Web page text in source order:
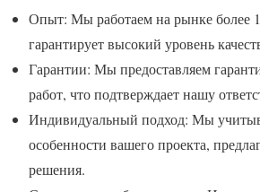
Опыт: Мы работаем на рынке более
гарантирует высокий уровень
Гарантии: Мы предоставляем
работ, что подтверждает нашу
Индивидуальный подход: Мы
особенности вашего проекта,
решения.